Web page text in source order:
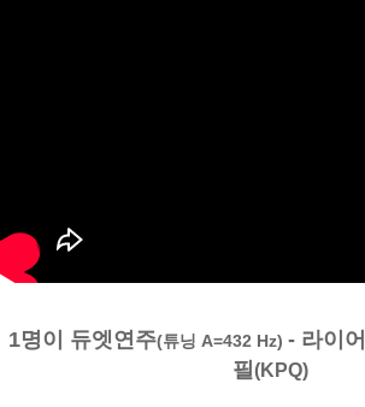
1명이 듀엣연주(튜닝 A=432 Hz) - 라이어
필 (KPQ)